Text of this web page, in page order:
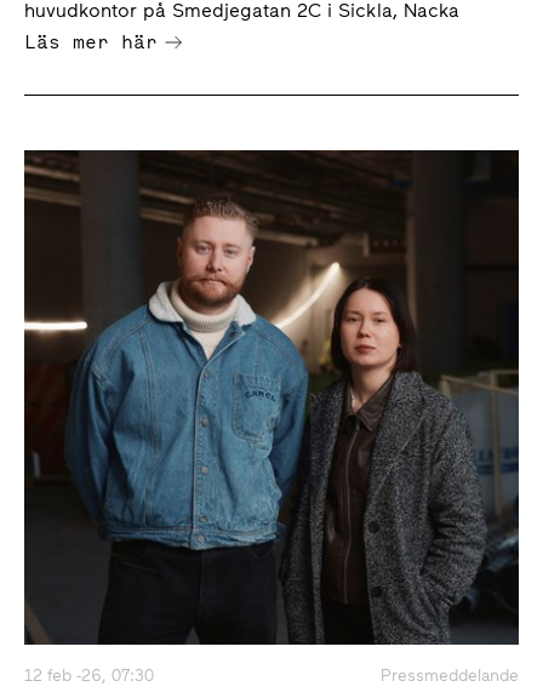
huvud­kontor på Smedje­gatan 2C i Sickla, Nacka
Läs mer här
12 feb -26, 07:30 Pressmeddelande